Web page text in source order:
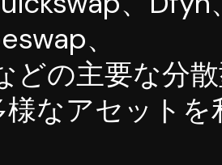
、
どの主要な分
なアセットを